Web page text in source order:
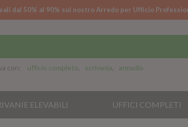
dal 50% al 90% sul nostro Arredo per Ufficio
con: ufficio completo scrivania armadio
ELEVABILI UFFICI COMPLETI